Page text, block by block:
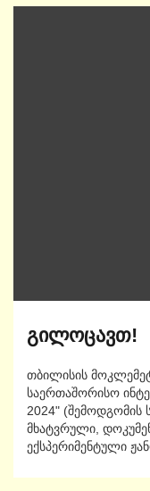
გილოცავთ!
თბილისის
საერთაშორისო
2024" (შემოდგომის
მხატვრული,
ექსპერიმენტული